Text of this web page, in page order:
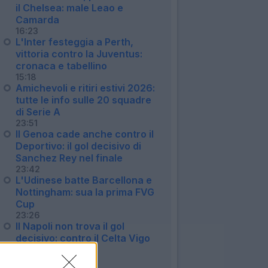
il Chelsea: male Leao e
Camarda
16:23
L'Inter festeggia a Perth,
vittoria contro la Juventus:
cronaca e tabellino
15:18
Amichevoli e ritiri estivi 2026:
tutte le info sulle 20 squadre
di Serie A
23:51
Il Genoa cade anche contro il
Deportivo: il gol decisivo di
Sanchez Rey nel finale
23:42
L'Udinese batte Barcellona e
Nottingham: sua la prima FVG
Cup
23:26
Il Napoli non trova il gol
decisivo: contro il Celta Vigo